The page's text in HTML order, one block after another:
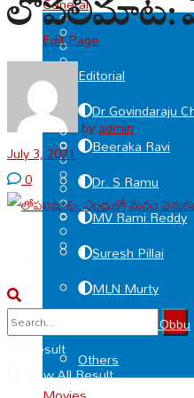
No Result
View All Result
Edit Page
Editorial
Dr Govindaraju
Beeraka Ravi
Dr. S Ramu
MV Rami Reddy
Suresh Pillai
MLN Murty
Deviprasad Obbu
Others
లోపలిమాట:
byadmin
July 3, 2021
0